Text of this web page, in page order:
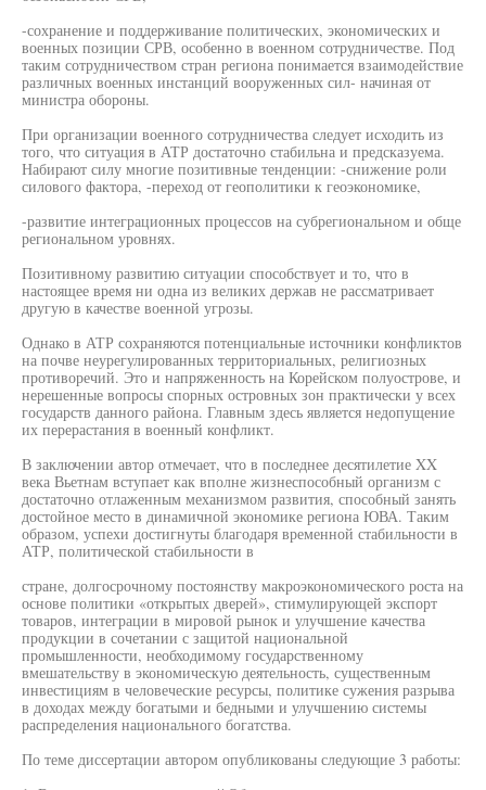
-сохранение и поддерживание политических, экономических и
военных позиции СРВ, особенно в военном сотрудничестве. Под
таким сотрудничеством стран региона понимается взаимодействие
различных военных инстанций вооруженных сил- начиная от
министра обороны.
При организации военного сотрудничества следует исходить из
того, что ситуация в АТР достаточно стабильна и предсказуема.
Набирают силу многие позитивные тенденции: -снижение роли
силового фактора, -переход от геополитики к геоэкономике,
-развитие интеграционных процессов на субрегиональном и обще
региональном уровнях.
Позитивному развитию ситуации способствует и то, что в
настоящее время ни одна из великих держав не рассматривает
другую в качестве военной угрозы.
Однако в АТР сохраняются потенциальные источники конфликтов
на почве неурегулированных территориальных, религиозных
противоречий. Это и напряженность на Корейском полуострове, и
нерешенные вопросы спорных островных зон практически у всех
государств данного района. Главным здесь является недопущение
их перерастания в военный конфликт.
В заключении автор отмечает, что в последнее десятилетие XX
века Вьетнам вступает как вполне жизнеспособный организм с
достаточно отлаженным механизмом развития, способный занять
достойное место в динамичной экономике региона ЮВА. Таким
образом, успехи достигнуты благодаря временной стабильности в
АТР, политической стабильности в
стране, долгосрочному постоянству макроэкономического роста на
основе политики «открытых дверей», стимулирующей экспорт
товаров, интеграции в мировой рынок и улучшение качества
продукции в сочетании с защитой национальной
промышленности, необходимому государственному
вмешательству в экономическую деятельность, существенным
инвестициям в человеческие ресурсы, политике сужения разрыва
в доходах между богатыми и бедными и улучшению системы
распределения национального богатства.
По теме диссертации автором опубликованы следующие 3 работы: